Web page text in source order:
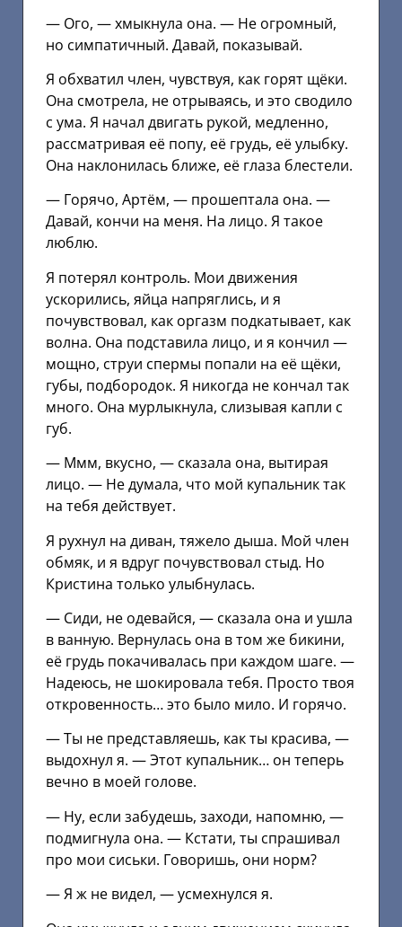
— Ого, — хмыкнула она. — Не огромный,
но симпатичный. Давай, показывай.
Я обхватил член, чувствуя, как горят щёки.
Она смотрела, не отрываясь, и это сводило
с ума. Я начал двигать рукой, медленно,
рассматривая её попу, её грудь, её улыбку.
Она наклонилась ближе, её глаза блестели.
— Горячо, Артём, — прошептала она. —
Давай, кончи на меня. На лицо. Я такое
люблю.
Я потерял контроль. Мои движения
ускорились, яйца напряглись, и я
почувствовал, как оргазм подкатывает, как
волна. Она подставила лицо, и я кончил —
мощно, струи спермы попали на её щёки,
губы, подбородок. Я никогда не кончал так
много. Она мурлыкнула, слизывая капли с
губ.
— Ммм, вкусно, — сказала она, вытирая
лицо. — Не думала, что мой купальник так
на тебя действует.
Я рухнул на диван, тяжело дыша. Мой член
обмяк, и я вдруг почувствовал стыд. Но
Кристина только улыбнулась.
— Сиди, не одевайся, — сказала она и ушла
в ванную. Вернулась она в том же бикини,
её грудь покачивалась при каждом шаге. —
Надеюсь, не шокировала тебя. Просто твоя
откровенность… это было мило. И горячо.
— Ты не представляешь, как ты красива, —
выдохнул я. — Этот купальник… он теперь
вечно в моей голове.
— Ну, если забудешь, заходи, напомню, —
подмигнула она. — Кстати, ты спрашивал
про мои сиськи. Говоришь, они норм?
— Я ж не видел, — усмехнулся я.